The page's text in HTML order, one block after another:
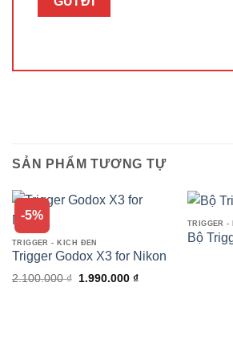
SẢN PHẨM TƯƠNG TỰ
-5%
TRIGGER - KÍCH ĐÈN
Trigger Godox X3 for Nikon
2.100.000₫
Giá
1.990.000 ₫Giá
TRIGGER -
Bộ